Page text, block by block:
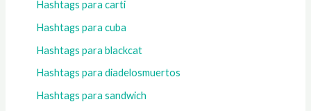
Hashtags para carti
Hashtags para cuba
Hashtags para blackcat
Hashtags para diadelosmuertos
Hashtags para sandwich